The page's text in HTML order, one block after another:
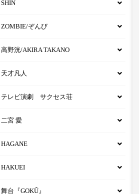
SHIN
ZOMBIE/ぞんび
高野洸/AKIRA TAKANO
天才凡人
テレビ演劇 サクセス荘
二宮 愛
HAGANE
HAKUEI
舞台『GOKÛ』